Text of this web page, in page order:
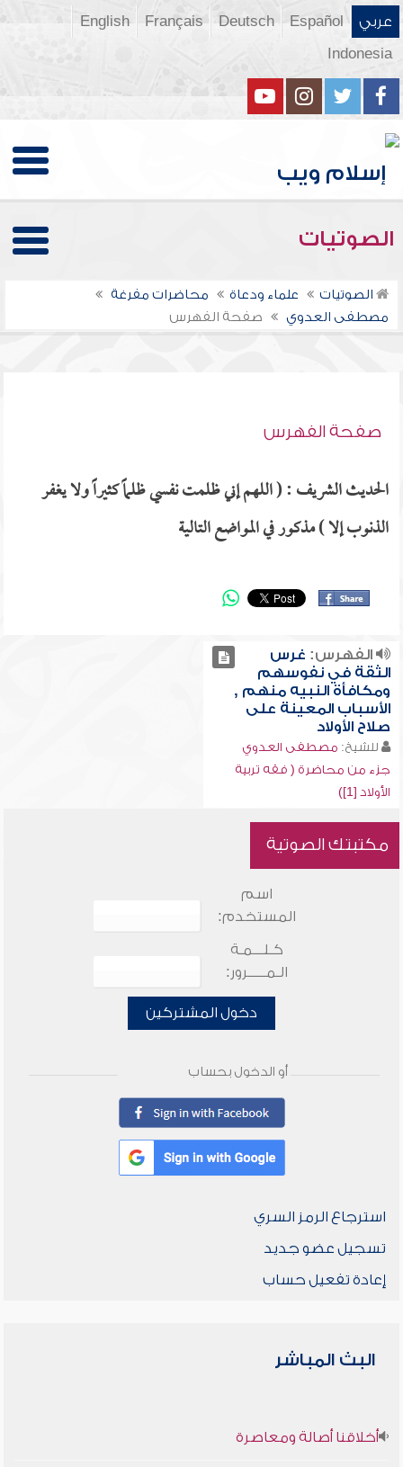
عربي Español
Deutsch
Français
English
Indonesia
الصوتيات
الصوتيات علماء ودعاة
محاضرات مفرغة
مصطفى العدوي
صفحة الفهرس
صفحة الفهرس
الحديث الشريف : ( اللهم إني ظلمت نفسي ظلماً كثيراً ولا يغفر
الذنوب إلا ) مذكور في المواضع التالية
الفهرس: غرس
الثقة في نفوسهم
ومكافأة النبيه منهم ,
الأسباب المعينة على
صلاح الأولاد
للشيخ: مصطفى العدوي
جزء من محاضرة ( فقه تربية
الأولاد [1])
مكتبتك الصوتية
اسم
المستخدم:
كـلـــمـة
الـمـــــرور:
دخول المشتركين
أو الدخول بحساب
استرجاع الرمز السري
تسجيل عضو جديد
إعادة تفعيل حساب
البث المباشر
أخلاقنا أصالة ومعاصرة